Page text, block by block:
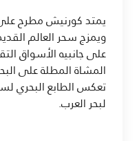
يمتد كورنيش مطرح على
ويمزج سحر العالم
على جانبيه الأسواق
المشاة المطلة على
تعكس الطابع البحري
لبحر العرب.